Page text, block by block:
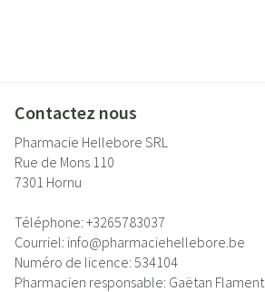
Contactez nous
Pharmacie Hellebore SRL
Rue de Mons 110
7301 Hornu
Téléphone: +3265783037
Courriel: info@pharmaciehellebore.be
Numéro de licence: 534104
Pharmacien responsable: Gaëtan Flament